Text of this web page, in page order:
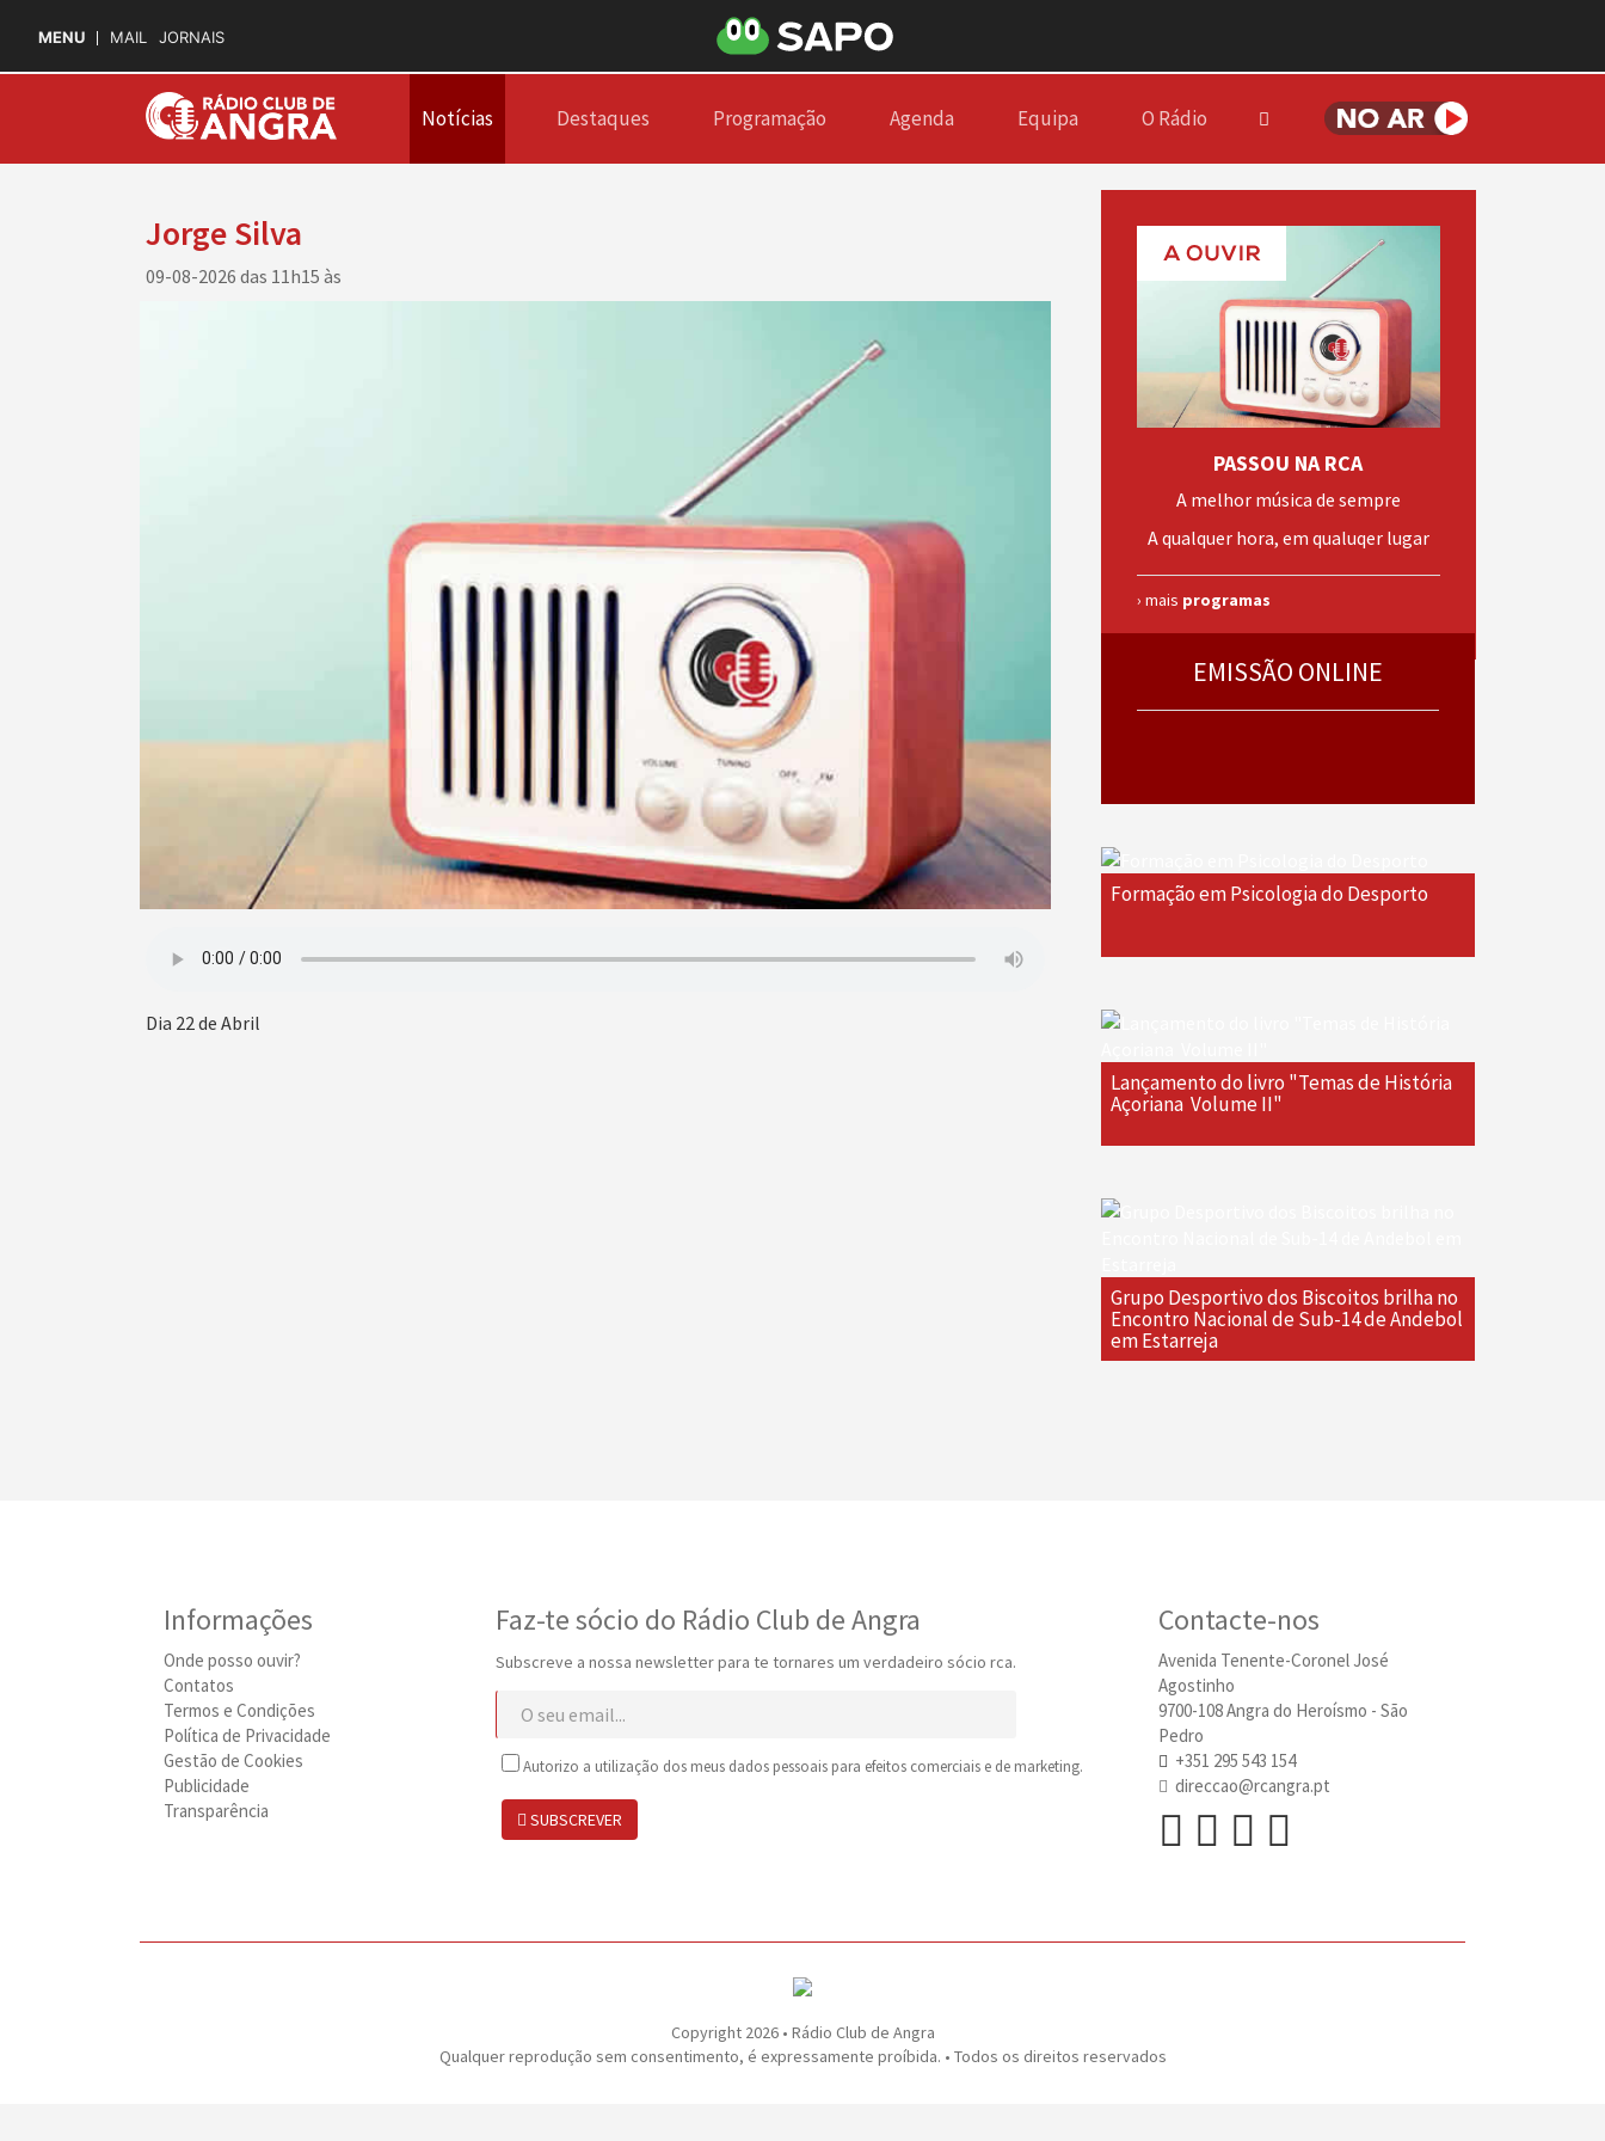
MENU MAIL JORNAIS
Notícias Destaques Programação Agenda Equipa O Rádio
Jorge Silva
09-08-2026 das 11h15 às
Dia 22 de Abril
PASSOU NA RCA
A melhor música de sempre
A qualquer hora, em qualuqer lugar
› mais programas
EMISSÃO ONLINE
Formação em Psicologia do Desporto
Lançamento do livro "Temas de História
Açoriana  Volume II"
Grupo Desportivo dos Biscoitos brilha no
Encontro Nacional de Sub-14 de Andebol
em Estarreja
Informações
Onde posso ouvir?
Contatos
Termos e Condições
Política de Privacidade
Gestão de Cookies
Publicidade
Transparência
Faz-te sócio do Rádio Club de Angra
Subscreve a nossa newsletter para te tornares um verdadeiro sócio rca.
Autorizo a utilização dos meus dados pessoais para efeitos comerciais e de marketing.
SUBSCREVER
Contacte-nos
Avenida Tenente-Coronel José
Agostinho
9700-108 Angra do Heroísmo - São
Pedro
+351 295 543 154
direccao@rcangra.pt
Copyright 2026 • Rádio Club de Angra
Qualquer reprodução sem consentimento, é expressamente proíbida. • Todos os direitos reservados